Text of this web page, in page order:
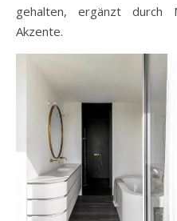
gehalten, ergänzt durch
Akzente.